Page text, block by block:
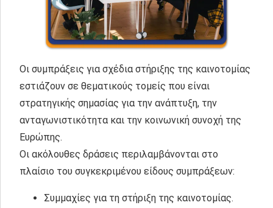
Οι συμπράξεις για σχέδια στήριξης της καινοτομίας
εστιάζουν σε θεματικούς τομείς που είναι
στρατηγικής σημασίας για την ανάπτυξη, την
ανταγωνιστικότητα και την κοινωνική συνοχή της
Ευρώπης.
Οι ακόλουθες δράσεις περιλαμβάνονται στο
πλαίσιο του συγκεκριμένου είδους συμπράξεων:
Συμμαχίες για τη στήριξη της καινοτομίας.